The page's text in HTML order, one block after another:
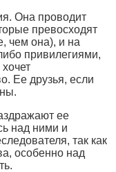
Она проводит
превосходят
чем она), и на
привилегиями,
Ее друзья, если
ее
над ними и
так как
особенно над